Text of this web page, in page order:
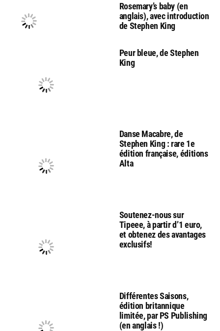
Rosemary’s baby (en
anglais), avec introduction
de Stephen King
Peur bleue, de Stephen
King
Danse Macabre, de
Stephen King : rare 1e
édition française, éditions
Alta
Soutenez-nous sur
Tipeee, à partir d’1 euro,
et obtenez des avantages
exclusifs!
Différentes Saisons,
édition britannique
limitée, par PS Publishing
(en anglais !)